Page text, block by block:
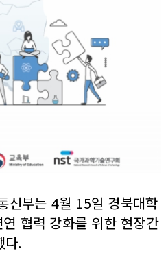
신부는 4월 15일 경북대학
협력 강화를 위한 현장간
다.